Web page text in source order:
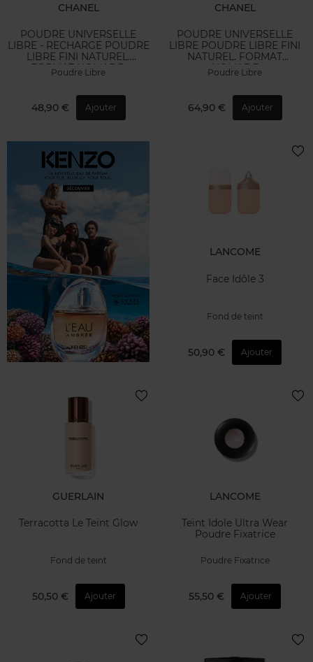
CHANEL
POUDRE UNIVERSELLE
LIBRE - RECHARGE POUDRE
LIBRE FINI NATUREL.
FORMAT NOMADE.
Poudre Libre
48,90 € Ajouter
CHANEL
POUDRE UNIVERSELLE
LIBRE POUDRE LIBRE FINI
NATUREL. FORMAT
NOMADE
Poudre Libre
64,90 € Ajouter
LANCOME
Face Idôle 3
Fond de teint
50,90 € Ajouter
GUERLAIN
Terracotta Le Teint Glow
Fond de teint
50,50 € Ajouter
LANCOME
Teint Idole Ultra Wear
Poudre Fixatrice
Poudre Fixatrice
55,50 € Ajouter